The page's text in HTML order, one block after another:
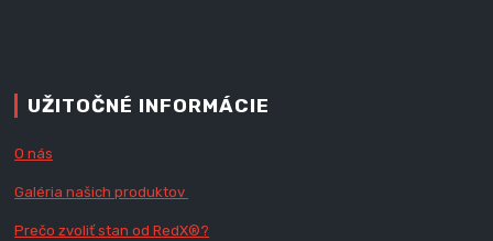
UŽITOČNÉ INFORMÁCIE
O nás
Galéria našich produktov
Prečo zvoliť stan od RedX®?